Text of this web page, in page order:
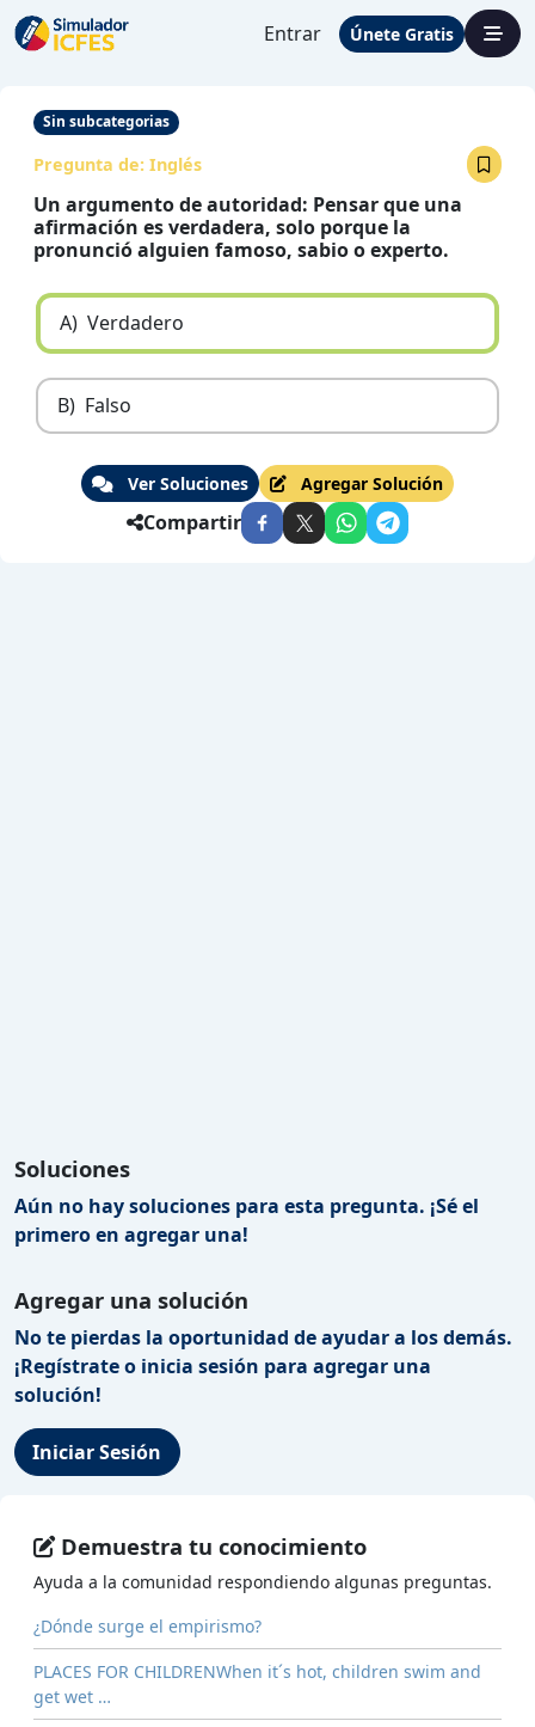
Entrar Únete Gratis
Sin subcategorias
Pregunta de: Inglés
Un argumento de autoridad: Pensar que una
afirmación es verdadera, solo porque la
pronunció alguien famoso, sabio o experto.
A) Verdadero
B) Falso
Ver Soluciones Agregar Solución
Compartir
Soluciones
Aún no hay soluciones para esta pregunta. ¡Sé el
primero en agregar una!
Agregar una solución
No te pierdas la oportunidad de ayudar a los demás.
¡Regístrate o inicia sesión para agregar una
solución!
Iniciar Sesión
Demuestra tu conocimiento
Ayuda a la comunidad respondiendo algunas preguntas.
¿Dónde surge el empirismo?
PLACES FOR CHILDRENWhen it´s hot, children swim and
get wet …